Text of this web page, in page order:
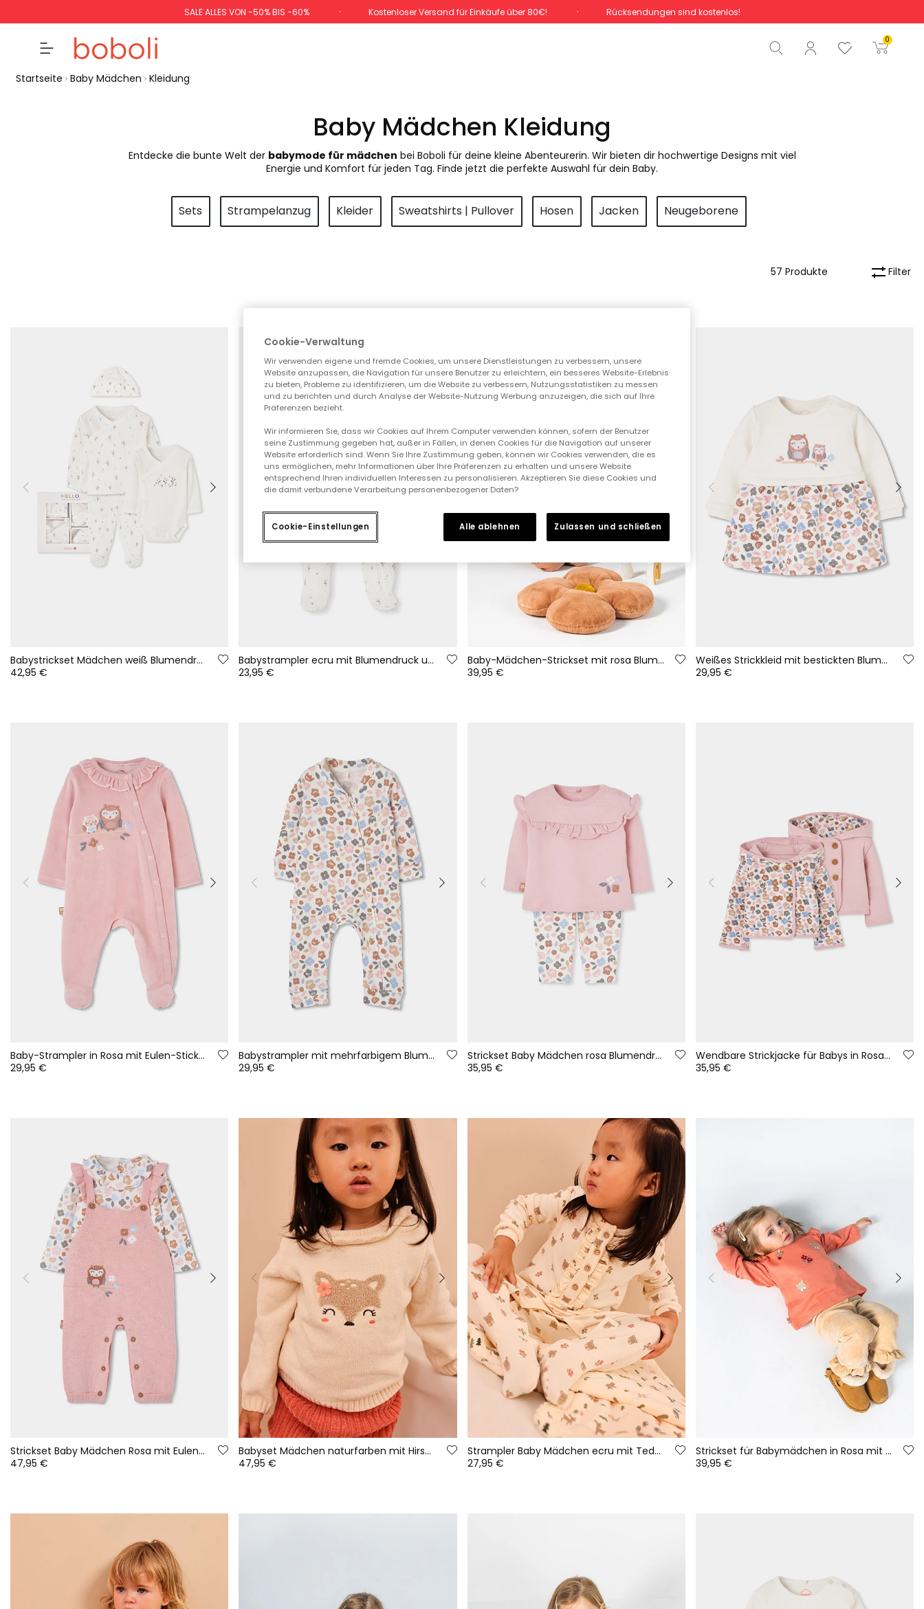
SALE ALLES VON -50% BIS -60% Kostenloser Versand für Einkäufe über 80€! Rücksendungen sind kostenlos!
0
Gesamtbetrag 0,00 €
Start der Bestellung
Startseite Baby Mädchen Kleidung
Baby Mädchen Kleidung
Entdecke die bunte Welt der babymode für mädchen bei Boboli für deine kleine Abenteurerin. Wir bieten dir hochwertige Designs mit viel
Energie und Komfort für jeden Tag. Finde jetzt die perfekte Auswahl für dein Baby.
Sets Strampelanzug Kleider Sweatshirts | Pullover Hosen Jacken Neugeborene
Filter
57 Produkte
Babystrickset Mädchen weiß Blumendruck
42,95 €
Babystrampler ecru mit Blumendruck und Rüschen
23,95 €
Baby-Mädchen-Strickset mit rosa Blumenprint
39,95 €
Weißes Strickkleid mit bestickten Blumen und Eulen Baby
29,95 €
Baby-Strampler in Rosa mit Eulen-Stickerei
29,95 €
Babystrampler mit mehrfarbigem Blumendruck und Reißverschluss
29,95 €
Strickset Baby Mädchen rosa Blumendruck
35,95 €
Wendbare Strickjacke für Babys in Rosa mit Blumenmuster
35,95 €
Strickset Baby Mädchen Rosa mit Eulen-Stickerei
47,95 €
Babyset Mädchen naturfarben mit Hirsch-Stickerei
47,95 €
Strampler Baby Mädchen ecru mit Teddybär-Aufdruck
27,95 €
Strickset für Babymädchen in Rosa mit Hirschstickerei
39,95 €
Cookie-Verwaltung
Wir verwenden eigene und fremde Cookies, um unsere Dienstleistungen zu verbessern, unsere
Website anzupassen, die Navigation für unsere Benutzer zu erleichtern, ein besseres Website-Erlebnis
zu bieten, Probleme zu identifizieren, um die Website zu verbessern, Nutzungsstatistiken zu messen
und zu berichten und durch Analyse der Website-Nutzung Werbung anzuzeigen, die sich auf Ihre
Präferenzen bezieht.
Wir informieren Sie, dass wir Cookies auf Ihrem Computer verwenden können, sofern der Benutzer
seine Zustimmung gegeben hat, außer in Fällen, in denen Cookies für die Navigation auf unserer
Website erforderlich sind. Wenn Sie Ihre Zustimmung geben, können wir Cookies verwenden, die es
uns ermöglichen, mehr Informationen über Ihre Präferenzen zu erhalten und unsere Website
entsprechend Ihren individuellen Interessen zu personalisieren. Akzeptieren Sie diese Cookies und
die damit verbundene Verarbeitung personenbezogener Daten?
Cookie-Einstellungen Alle ablehnen Zulassen und schließen